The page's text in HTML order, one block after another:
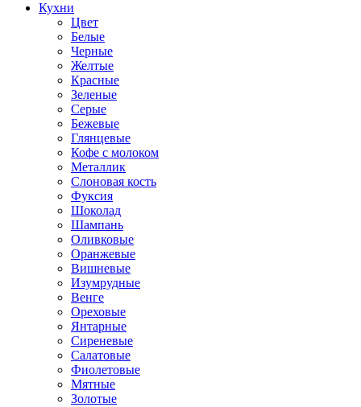
Кухни
Цвет
Белые
Черные
Желтые
Красные
Зеленые
Серые
Бежевые
Глянцевые
Кофе с молоком
Металлик
Слоновая кость
Фуксия
Шоколад
Шампань
Оливковые
Оранжевые
Вишневые
Изумрудные
Венге
Ореховые
Янтарные
Сиреневые
Салатовые
Фиолетовые
Мятные
Золотые